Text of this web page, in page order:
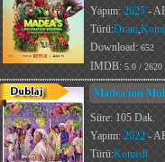
Yapım: 2025 -
Türü:Dram,
Download: 652
IMDB: 5.0 / 2620
Madea'nın
Süre: 105 Dak.
Yapım: 2022 -
Türü:Komedi